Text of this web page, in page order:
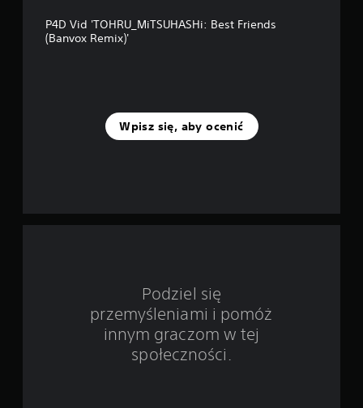
i
P4D Vid 'TOHRU_MiTSUHASHi: Best Friends
(Banvox Remix)'
Wpisz się, aby ocenić
Podziel się
przemyśleniami i pomóż
innym graczom w tej
społeczności.